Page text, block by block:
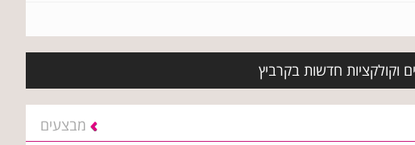
וקולקציות חדשות בקרביץ
מבצעים